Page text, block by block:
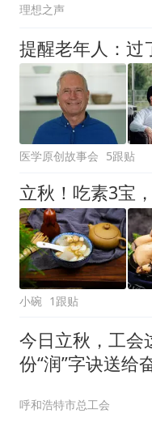
理想之声
医学原创故事会 5跟贴
小碗 1跟贴
今日立秋，工会
份“润”字诀送给
呼和浩特市总工会